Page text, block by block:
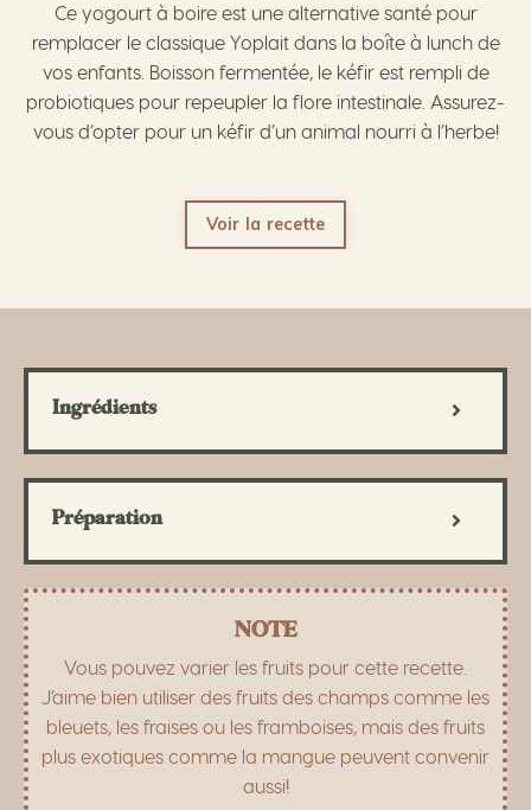
Ce yogourt à boire est une alternative santé pour
remplacer le classique Yoplait dans la boîte à lunch de
vos enfants. Boisson fermentée, le kéfir est rempli de
probiotiques pour repeupler la flore intestinale. Assurez-
vous d’opter pour un kéfir d’un animal nourri à l’herbe!
Voir la recette
Ingrédients
Préparation
NOTE
Vous pouvez varier les fruits pour cette recette.
J’aime bien utiliser des fruits des champs comme les
bleuets, les fraises ou les framboises, mais des fruits
plus exotiques comme la mangue peuvent convenir
aussi!